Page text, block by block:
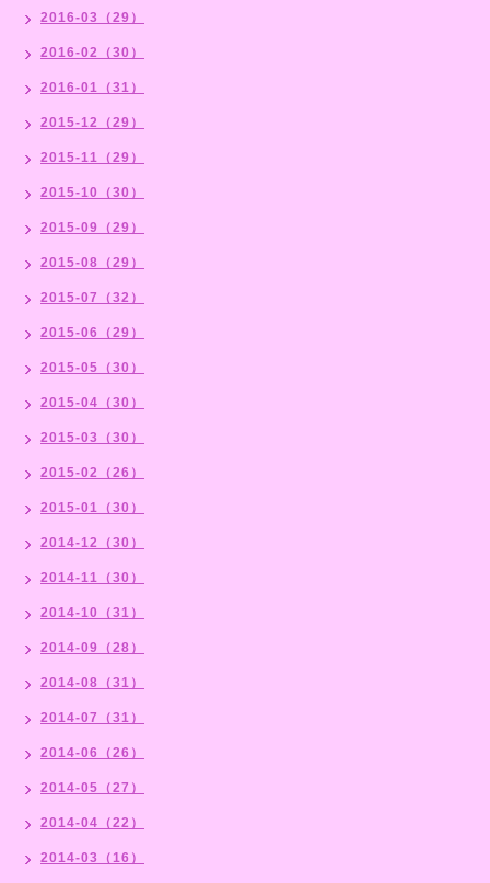
2016-03（29）
2016-02（30）
2016-01（31）
2015-12（29）
2015-11（29）
2015-10（30）
2015-09（29）
2015-08（29）
2015-07（32）
2015-06（29）
2015-05（30）
2015-04（30）
2015-03（30）
2015-02（26）
2015-01（30）
2014-12（30）
2014-11（30）
2014-10（31）
2014-09（28）
2014-08（31）
2014-07（31）
2014-06（26）
2014-05（27）
2014-04（22）
2014-03（16）